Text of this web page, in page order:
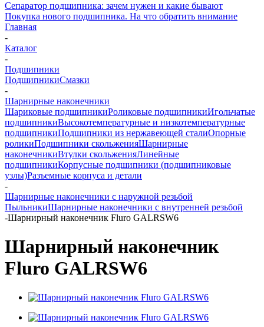
Сепаратор подшипника: зачем нужен и какие бывают
Покупка нового подшипника. На что обратить внимание
Главная
-
Каталог
-
Подшипники
ПодшипникиСмазки
-
Шарнирные наконечники
Шариковые подшипникиРоликовые подшипникиИгольчатые
подшипникиВысокотемпературные и низкотемпературные
подшипникиПодшипники из нержавеющей сталиОпорные
роликиПодшипники скольженияШарнирные
наконечникиВтулки скольженияЛинейные
подшипникиКорпусные подшипники (подшипниковые
узлы)Разъемные корпуса и детали
-
Шарнирные наконечники с наружной резьбой
ПыльникиШарнирные наконечники с внутренней резьбой
-Шарнирный наконечник Fluro GALRSW6
Шарнирный наконечник
Fluro GALRSW6